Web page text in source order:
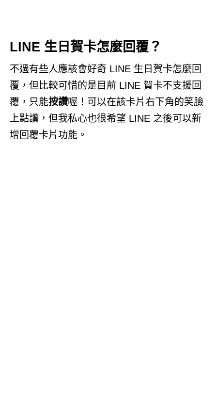
LINE 生日賀卡怎麼回覆？
不過有些人應該會好奇 LINE 生日賀卡怎麼回
覆，但比較可惜的是目前 LINE 賀卡不支援回
覆，只能按讚喔！可以在該卡片右下角的笑臉
上點讚，但我私心也很希望 LINE 之後可以新
增回覆卡片功能。